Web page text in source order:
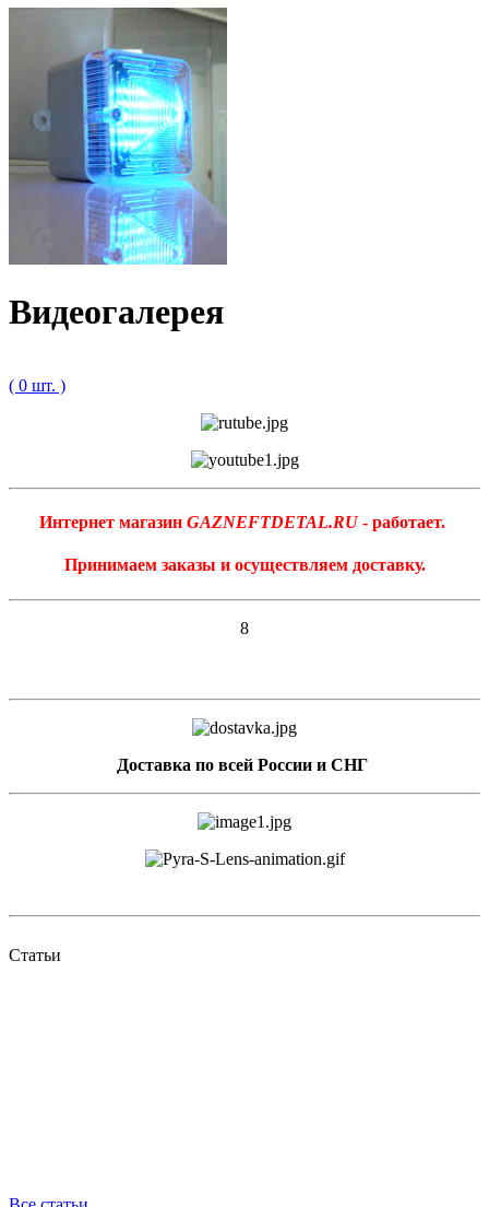
Видеогалерея
( 0 шт. )
Интернет магазин GAZNEFTDETAL.RU- работает.
Принимаем заказы и осуществляем доставку.
8
Доставка по всей России и СНГ
Статьи